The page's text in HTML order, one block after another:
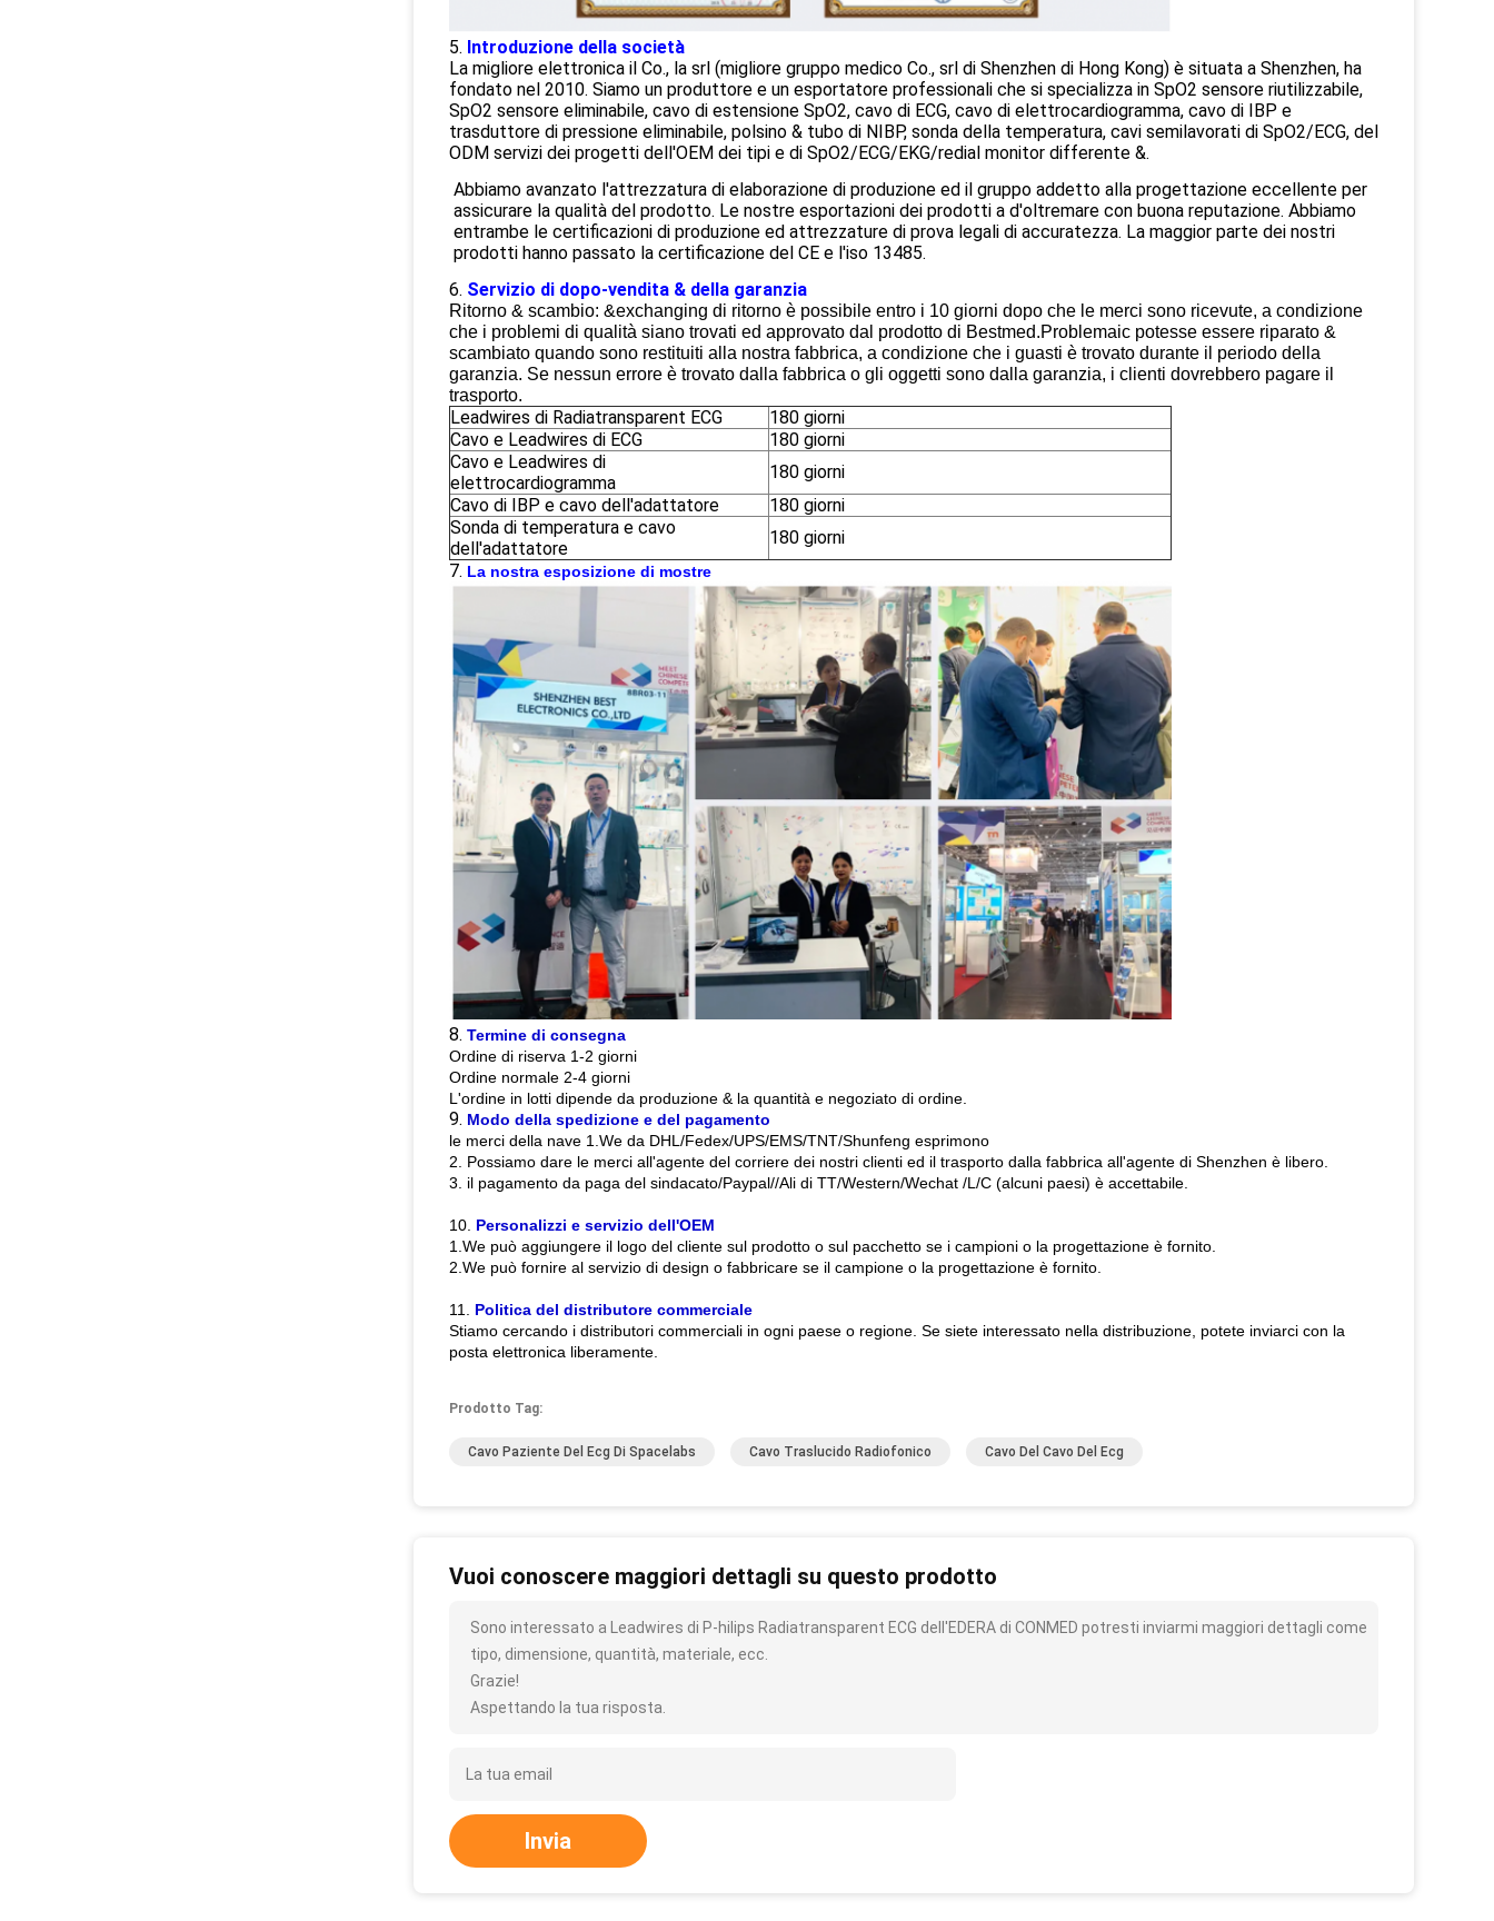
5. Introduzione della società
La migliore elettronica il Co., la srl (migliore gruppo medico Co., srl di Shenzhen di Hong Kong) è situata a Shenzhen, ha
fondato nel 2010. Siamo un produttore e un esportatore professionali che si specializza in SpO2 sensore riutilizzabile,
SpO2 sensore eliminabile, cavo di estensione SpO2, cavo di ECG, cavo di elettrocardiogramma, cavo di IBP e
trasduttore di pressione eliminabile, polsino & tubo di NIBP, sonda della temperatura, cavi semilavorati di SpO2/ECG, del
ODM servizi dei progetti dell'OEM dei tipi e di SpO2/ECG/EKG/redial monitor differente &.
Abbiamo avanzato l'attrezzatura di elaborazione di produzione ed il gruppo addetto alla progettazione eccellente per
assicurare la qualità del prodotto. Le nostre esportazioni dei prodotti a d'oltremare con buona reputazione. Abbiamo
entrambe le certificazioni di produzione ed attrezzature di prova legali di accuratezza. La maggior parte dei nostri
prodotti hanno passato la certificazione del CE e l'iso 13485.
6. Servizio di dopo-vendita & della garanzia
Ritorno & scambio: &exchanging di ritorno è possibile entro i 10 giorni dopo che le merci sono ricevute, a condizione
che i problemi di qualità siano trovati ed approvato dal prodotto di Bestmed.Problemaic potesse essere riparato &
scambiato quando sono restituiti alla nostra fabbrica, a condizione che i guasti è trovato durante il periodo della
garanzia. Se nessun errore è trovato dalla fabbrica o gli oggetti sono dalla garanzia, i clienti dovrebbero pagare il
trasporto.
Leadwires di Radiatransparent ECG
180 giorni
Cavo e Leadwires di ECG
180 giorni
Cavo e Leadwires di
elettrocardiogramma
180 giorni
Cavo di IBP e cavo dell'adattatore
180 giorni
Sonda di temperatura e cavo
dell'adattatore
180 giorni
7. La nostra esposizione di mostre
8. Termine di consegna
Ordine di riserva 1-2 giorni
Ordine normale 2-4 giorni
L'ordine in lotti dipende da produzione & la quantità e negoziato di ordine.
9. Modo della spedizione e del pagamento
le merci della nave 1.We da DHL/Fedex/UPS/EMS/TNT/Shunfeng esprimono
2. Possiamo dare le merci all'agente del corriere dei nostri clienti ed il trasporto dalla fabbrica all'agente di Shenzhen è libero.
3. il pagamento da paga del sindacato/Paypal//Ali di TT/Western/Wechat /L/C (alcuni paesi) è accettabile.
10. Personalizzi e servizio dell'OEM
1.We può aggiungere il logo del cliente sul prodotto o sul pacchetto se i campioni o la progettazione è fornito.
2.We può fornire al servizio di design o fabbricare se il campione o la progettazione è fornito.
11. Politica del distributore commerciale
Stiamo cercando i distributori commerciali in ogni paese o regione. Se siete interessato nella distribuzione, potete inviarci con la
posta elettronica liberamente.
Prodotto Tag:
Cavo Paziente Del Ecg Di Spacelabs Cavo Traslucido Radiofonico Cavo Del Cavo Del Ecg
Vuoi conoscere maggiori dettagli su questo prodotto
Sono interessato a Leadwires di P-hilips Radiatransparent ECG dell'EDERA di CONMED potresti inviarmi maggiori dettagli come
tipo, dimensione, quantità, materiale, ecc.
Grazie!
Aspettando la tua risposta.
Invia